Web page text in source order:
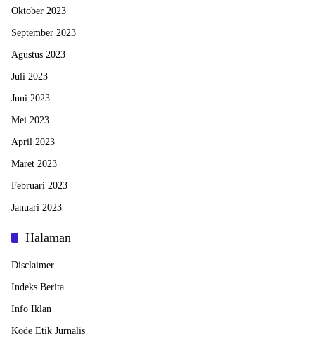
Oktober 2023
September 2023
Agustus 2023
Juli 2023
Juni 2023
Mei 2023
April 2023
Maret 2023
Februari 2023
Januari 2023
Halaman
Disclaimer
Indeks Berita
Info Iklan
Kode Etik Jurnalis